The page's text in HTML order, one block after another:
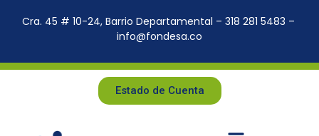
Cra. 45 # 10-24, Barrio Departamental – 318 281 5483 –
info@fondesa.co
Estado de Cuenta